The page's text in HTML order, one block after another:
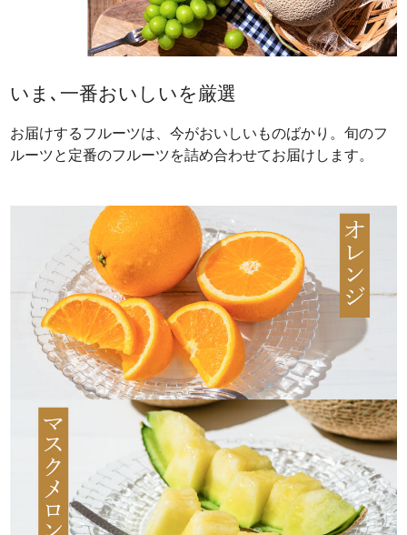
いま､一番おいしいを厳選
お届けするフルーツは、今がおいしいものばかり。旬のフ
ルーツと定番のフルーツを詰め合わせてお届けします。